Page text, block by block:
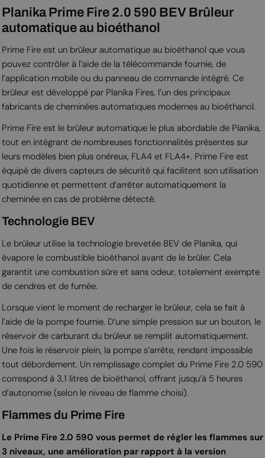
Planika Prime Fire 2.0 590 BEV Brûleur
automatique au bioéthanol
Prime Fire est un brûleur automatique au bioéthanol que vous
pouvez contrôler à l’aide de la télécommande fournie, de
l’application mobile ou du panneau de commande intégré. Ce
brûleur est développé par Planika Fires, l’un des principaux
fabricants de cheminées automatiques modernes au bioéthanol.
Prime Fire est le brûleur automatique le plus abordable de Planika,
tout en intégrant de nombreuses fonctionnalités présentes sur
leurs modèles bien plus onéreux, FLA4 et FLA4+. Prime Fire est
équipé de divers capteurs de sécurité qui facilitent son utilisation
quotidienne et permettent d’arrêter automatiquement la
cheminée en cas de problème détecté.
Technologie BEV
Le brûleur utilise la technologie brevetée BEV de Planika, qui
évapore le combustible bioéthanol avant de le brûler. Cela
garantit une combustion sûre et sans odeur, totalement exempte
de cendres et de fumée.
Lorsque vient le moment de recharger le brûleur, cela se fait à
l’aide de la pompe fournie. D’une simple pression sur un bouton, le
réservoir de carburant du brûleur se remplit automatiquement.
Une fois le réservoir plein, la pompe s’arrête, rendant impossible
tout débordement. Un remplissage complet du Prime Fire 2.0 590
correspond à 3,1 litres de bioéthanol, offrant jusqu’à 5 heures
d’autonomie (selon le niveau de flamme choisi).
Flammes du Prime Fire
Le Prime Fire 2.0 590 vous permet de régler les flammes sur
3 niveaux, une amélioration par rapport à la version